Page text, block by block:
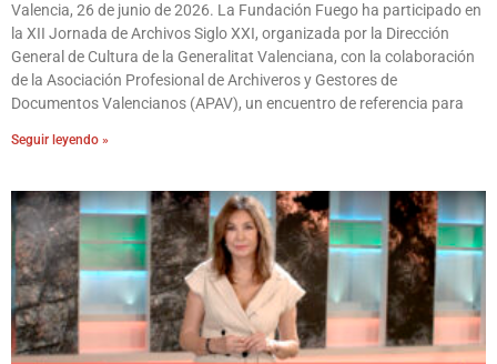
Valencia, 26 de junio de 2026. La Fundación Fuego ha participado en
la XII Jornada de Archivos Siglo XXI, organizada por la Dirección
General de Cultura de la Generalitat Valenciana, con la colaboración
de la Asociación Profesional de Archiveros y Gestores de
Documentos Valencianos (APAV), un encuentro de referencia para
Seguir leyendo »